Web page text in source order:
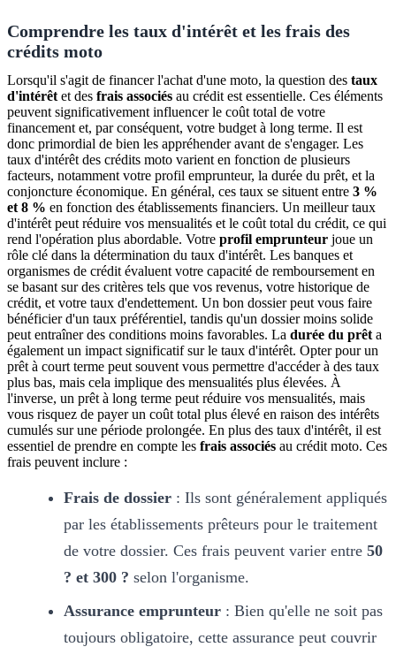
Comprendre les taux d'intérêt et les frais des
crédits moto
Lorsqu'il s'agit de financer l'achat d'une moto, la question des taux
d'intérêt et des frais associés au crédit est essentielle. Ces éléments
peuvent significativement influencer le coût total de votre
financement et, par conséquent, votre budget à long terme. Il est
donc primordial de bien les appréhender avant de s'engager. Les
taux d'intérêt des crédits moto varient en fonction de plusieurs
facteurs, notamment votre profil emprunteur, la durée du prêt, et la
conjoncture économique. En général, ces taux se situent entre 3 %
et 8 % en fonction des établissements financiers. Un meilleur taux
d'intérêt peut réduire vos mensualités et le coût total du crédit, ce qui
rend l'opération plus abordable. Votre profil emprunteur joue un
rôle clé dans la détermination du taux d'intérêt. Les banques et
organismes de crédit évaluent votre capacité de remboursement en
se basant sur des critères tels que vos revenus, votre historique de
crédit, et votre taux d'endettement. Un bon dossier peut vous faire
bénéficier d'un taux préférentiel, tandis qu'un dossier moins solide
peut entraîner des conditions moins favorables. La durée du prêt a
également un impact significatif sur le taux d'intérêt. Opter pour un
prêt à court terme peut souvent vous permettre d'accéder à des taux
plus bas, mais cela implique des mensualités plus élevées. À
l'inverse, un prêt à long terme peut réduire vos mensualités, mais
vous risquez de payer un coût total plus élevé en raison des intérêts
cumulés sur une période prolongée. En plus des taux d'intérêt, il est
essentiel de prendre en compte les frais associés au crédit moto. Ces
frais peuvent inclure :
Frais de dossier : Ils sont généralement appliqués
par les établissements prêteurs pour le traitement
de votre dossier. Ces frais peuvent varier entre 50
? et 300 ? selon l'organisme.
Assurance emprunteur : Bien qu'elle ne soit pas
toujours obligatoire, cette assurance peut couvrir